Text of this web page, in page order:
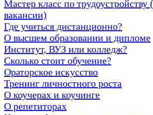
Мастер класс по трудоустройству
вакансии)
Где учиться дистанционно?
О высшем образовании и дипломе
Институт, ВУЗ или колледж?
Сколько стоит обучение?
Ораторское искусство
Тренинг личностного роста
О коучерах и коучинге
О репетиторах